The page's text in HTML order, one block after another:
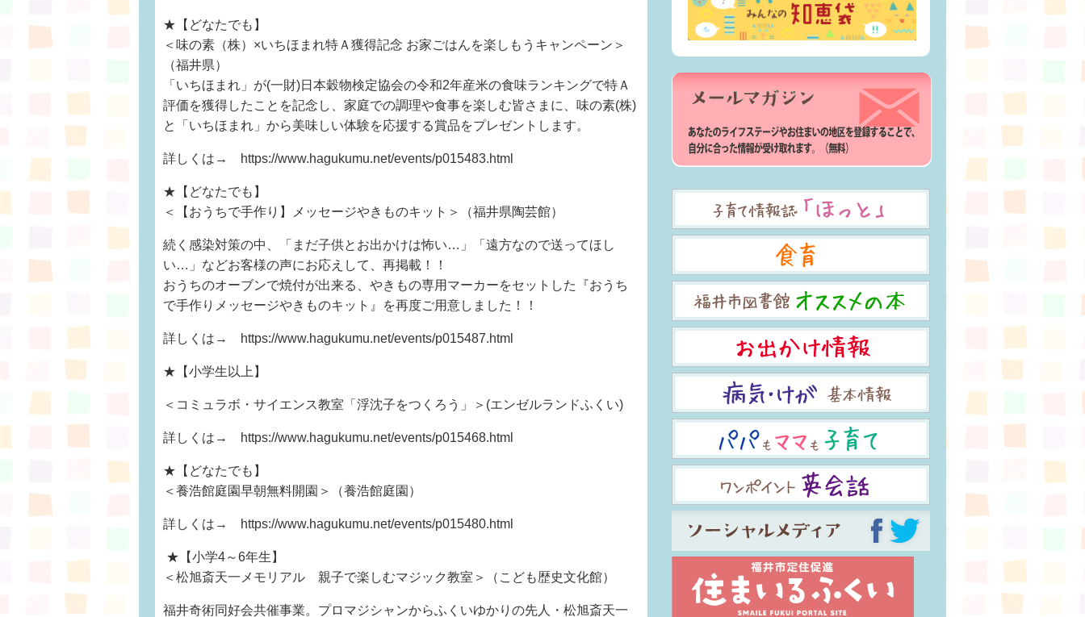
★【どなたでも】
＜味の素（株）×いちほまれ特Ａ獲得記念 お家ごはんを楽しもうキャンペーン＞
（福井県）
「いちほまれ」が(一財)日本穀物検定協会の令和2年産米の食味ランキングで特Ａ
評価を獲得したことを記念し、家庭での調理や食事を楽しむ皆さまに、味の素(株)
と「いちほまれ」から美味しい体験を応援する賞品をプレゼントします。
詳しくは→ https://www.hagukumu.net/events/p015483.html
★【どなたでも】
＜【おうちで手作り】メッセージやきものキット＞（福井県陶芸館）
続く感染対策の中、「まだ子供とお出かけは怖い…」「遠方なので送ってほし
い…」などお客様の声にお応えして、再掲載！！
おうちのオーブンで焼付が出来る、やきもの専用マーカーをセットした『おうち
で手作りメッセージやきものキット』を再度ご用意しました！！
詳しくは→ https://www.hagukumu.net/events/p015487.html
★【小学生以上】
＜コミュラボ・サイエンス教室「浮沈子をつくろう」＞(エンゼルランドふくい)
詳しくは→ https://www.hagukumu.net/events/p015468.html
★【どなたでも】
＜養浩館庭園早朝無料開園＞（養浩館庭園）
詳しくは→ https://www.hagukumu.net/events/p015480.html
★【小学4～6年生】
＜松旭斎天一メモリアル 親子で楽しむマジック教室＞（こども歴史文化館）
福井奇術同好会共催事業。プロマジシャンからふくいゆかりの先人・松旭斎天一